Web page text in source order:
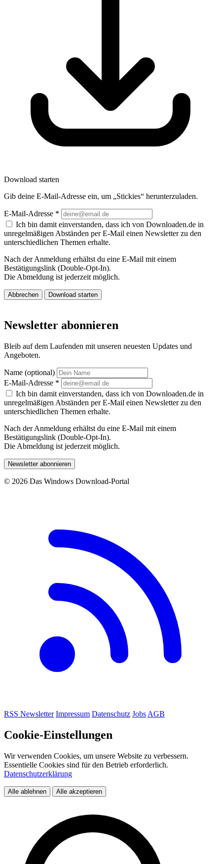
Download starten
Gib deine E-Mail-Adresse ein, um „Stickies“ herunterzuladen.
E-Mail-Adresse *
Ich bin damit einverstanden, dass ich von Downloaden.de in
unregelmäßigen Abständen per E-Mail einen Newsletter zu den
unterschiedlichen Themen erhalte.
Nach der Anmeldung erhältst du eine E-Mail mit einem
Bestätigungslink (Double-Opt-In).
Die Abmeldung ist jederzeit möglich.
Abbrechen Download starten
Newsletter abonnieren
Bleib auf dem Laufenden mit unseren neuesten Updates und
Angeboten.
Name (optional)
E-Mail-Adresse *
Ich bin damit einverstanden, dass ich von Downloaden.de in
unregelmäßigen Abständen per E-Mail einen Newsletter zu den
unterschiedlichen Themen erhalte.
Nach der Anmeldung erhältst du eine E-Mail mit einem
Bestätigungslink (Double-Opt-In).
Die Abmeldung ist jederzeit möglich.
Newsletter abonnieren
© 2026 Das Windows Download-Portal
RSS Newsletter Impressum Datenschutz Jobs AGB
Cookie-Einstellungen
Wir verwenden Cookies, um unsere Website zu verbessern.
Essentielle Cookies sind für den Betrieb erforderlich.
Datenschutzerklärung
Alle ablehnen Alle akzeptieren